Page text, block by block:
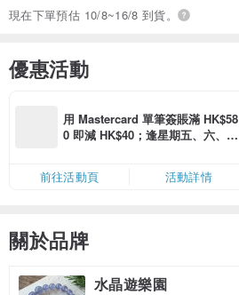
現在下單預估 10/8~16/8 到貨。
優惠活動
用 Mastercard 單筆簽賬滿 HK$58
0 即減 HK$40；逢星期五、六、日
卡」結帳）
前往活動頁 活動詳情
關於品牌
水晶遊樂園